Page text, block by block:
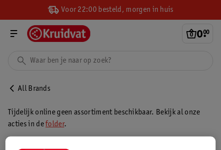
Voor 22:00 besteld, morgen in huis
0.
00
All Brands
Tijdelijk online geen assortiment beschikbaar. Bekijk al onze
acties in defolder.